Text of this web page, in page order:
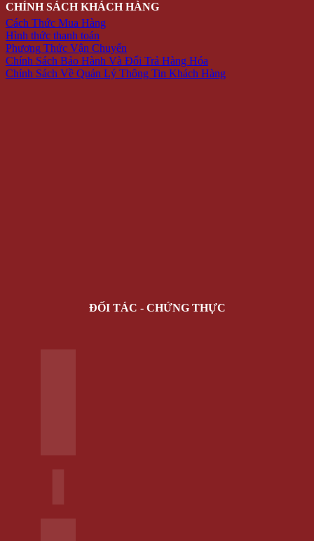
CHÍNH SÁCH KHÁCH HÀNG
Cách Thức Mua Hàng
Hình thức thanh toán
Phương Thức Vận Chuyển
Chính Sách Bảo Hành Và Đổi Trả Hàng Hóa
Chính Sách Về Quản Lý Thông Tin Khách Hàng
ĐỐI TÁC - CHỨNG THỰC